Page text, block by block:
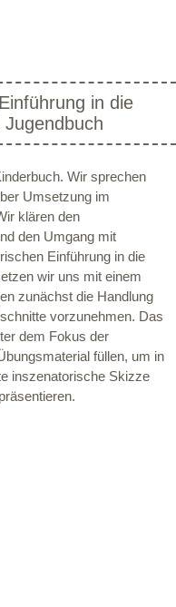
in die
Wir sprechen
Umsetzung im
klären den
den Umgang mit
Einführung in die
wir uns mit einem
zunächst die Handlung
vorzunehmen. Das
dem Fokus der
füllen, um in
inszenatorische Skizze